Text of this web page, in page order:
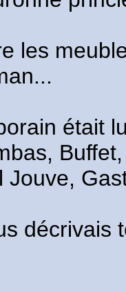
les
était
Jouve,
décrivais